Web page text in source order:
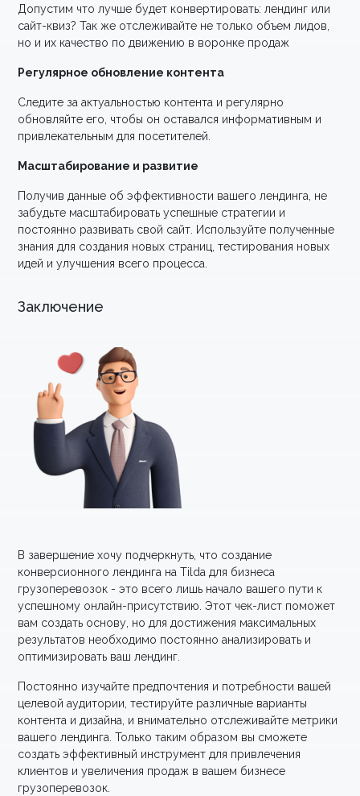
Допустим что лучше будет конвертировать: лендинг или
сайт-квиз? Так же отслеживайте не только объем лидов,
но и их качество по движению в воронке продаж
Регулярное обновление контента
Следите за актуальностью контента и регулярно
обновляйте его, чтобы он оставался информативным и
привлекательным для посетителей.
Масштабирование и развитие
Получив данные об эффективности вашего лендинга, не
забудьте масштабировать успешные стратегии и
постоянно развивать свой сайт. Используйте полученные
знания для создания новых страниц, тестирования новых
идей и улучшения всего процесса.
Заключение
В завершение хочу подчеркнуть, что создание
конверсионного лендинга на Tilda для бизнеса
грузоперевозок - это всего лишь начало вашего пути к
успешному онлайн-присутствию. Этот чек-лист поможет
вам создать основу, но для достижения максимальных
результатов необходимо постоянно анализировать и
оптимизировать ваш лендинг.
Постоянно изучайте предпочтения и потребности вашей
целевой аудитории, тестируйте различные варианты
контента и дизайна, и внимательно отслеживайте метрики
вашего лендинга. Только таким образом вы сможете
создать эффективный инструмент для привлечения
клиентов и увеличения продаж в вашем бизнесе
грузоперевозок.